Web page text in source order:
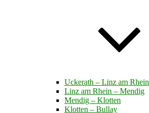
Uckerath – Linz am Rhein
Linz am Rhein – Mendig
Mendig – Klotten
Klotten – Bullay